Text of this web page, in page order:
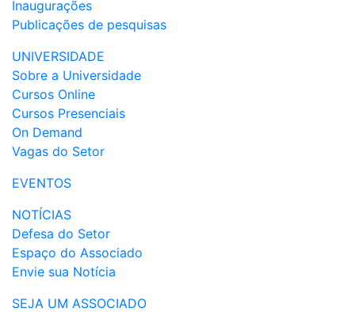
Inaugurações
Publicações de pesquisas
UNIVERSIDADE
Sobre a Universidade
Cursos Online
Cursos Presenciais
On Demand
Vagas do Setor
EVENTOS
NOTÍCIAS
Defesa do Setor
Espaço do Associado
Envie sua Notícia
SEJA UM ASSOCIADO